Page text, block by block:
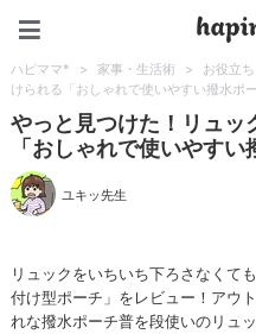
ハピママ* > 家事・生活術 > お役立ち
けられる「おしゃれで使いやすい撥水ポ
やっと見つけた！リュッ
「おしゃれで使いやす
ユキッ先生
リュックをいちいち下ろさなくて
付け型ポーチ」をレビュー！アウ
れな撥水ポーチ普を段使いのリュ